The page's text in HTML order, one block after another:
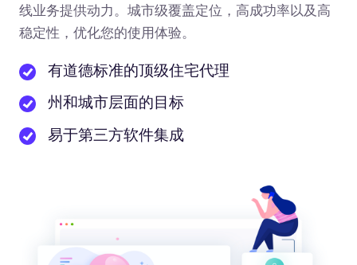
线业务提供动力。城市级覆盖定位，高成功率以及高
稳定性，优化您的使用体验。
有道德标准的顶级住宅代理
州和城市层面的目标
易于第三方软件集成